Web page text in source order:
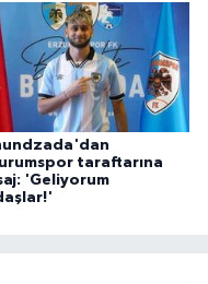
taraftarına
'Geliyorum